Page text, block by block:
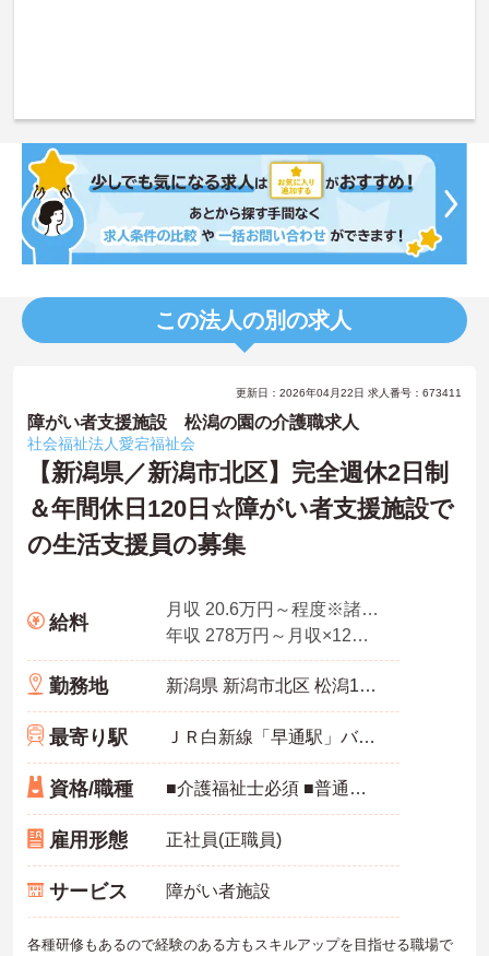
この法人の別の求人
更新日：2026年04月22日 求人番号：673411
障がい者支援施設 松潟の園の介護職求人
社会福祉法人愛宕福祉会
【新潟県／新潟市北区】完全週休2日制
＆年間休日120日☆障がい者支援施設で
の生活支援員の募集
給料
月収 20.6万円～程度※諸手当込
年収 278万円～月収×12ヶ月＋賞与2.00ヶ月想定
勤務地 新潟県 新潟市北区 松潟1482-1
最寄り駅 ＪＲ白新線「早通駅」バス・車5分
資格/職種 ■介護福祉士必須 ■普通自動車運転免許（AT限定可）必須 ■実務経験必須
雇用形態 正社員(正職員)
サービス 障がい者施設
各種研修もあるので経験のある方もスキルアップを目指せる職場で